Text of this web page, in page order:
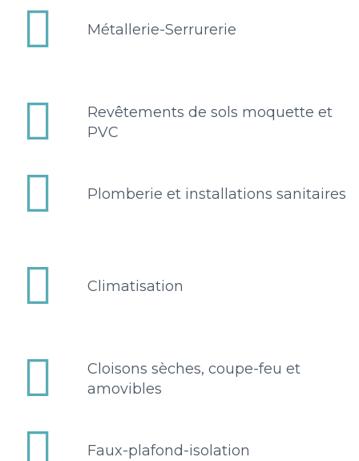

 Métallerie-Serrurerie


Revêtements de sols moquette et
PVC

 Plomberie et installations sanitaires

 Climatisation


Cloisons sèches, coupe-feu et
amovibles
Faux-plafond-isolation